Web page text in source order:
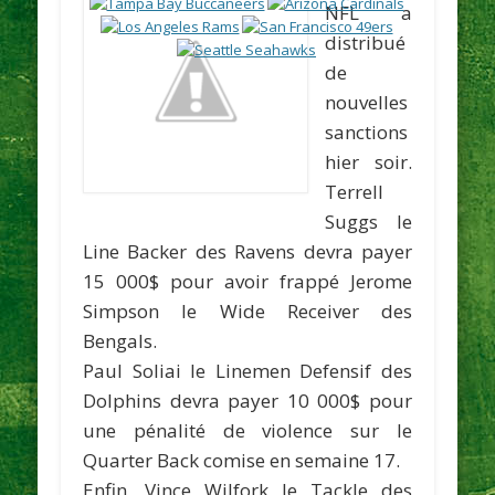
NFL a
distribué
de
nouvelles
sanctions
hier soir.
Terrell
Suggs le
Line Backer des Ravens devra payer
15 000$ pour avoir frappé Jerome
Simpson le Wide Receiver des
Bengals.
Paul Soliai le Linemen Defensif des
Dolphins devra payer 10 000$ pour
une pénalité de violence sur le
Quarter Back comise en semaine 17.
Enfin,Vince Wilfork le Tackle des